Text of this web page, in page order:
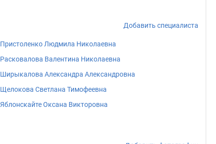
Добавить специалиста
Пристоленко Людмила Николаевна
Расковалова Валентина Николаевна
Ширыкалова Александра Александровна
Щелокова Светлана Тимофеевна
Яблонскайте Оксана Викторовна